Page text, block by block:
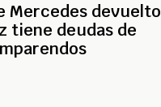
Mercedes devuelto
tiene deudas de